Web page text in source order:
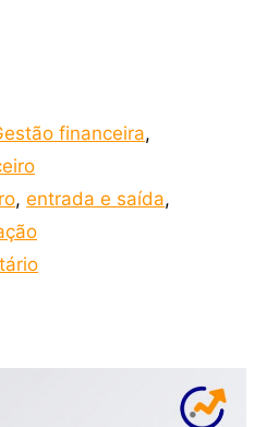
financeira,
,entrada e saída,